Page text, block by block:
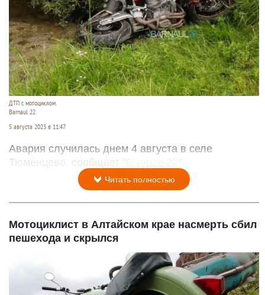
ДТП с мотоциклом.
Barnaul 22
5 августа 2023 в 11:47
Авария случилась днем 4 августа в селе
Тюменцево, сообщает "В курсе 22 ".
Читать полностью
Мотоциклист в Алтайском крае насмерть сбил
пешехода и скрылся